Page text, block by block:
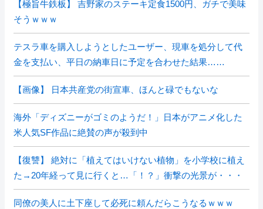
【極旨牛鉄板】 吉野家のステーキ定食1500円、ガチで美味
そうｗｗｗ
テスラ車を購入しようとしたユーザー、現車を処分して代
金を支払い、平日の納車日に予定を合わせた結果……
【画像】 日本共産党の街宣車、ほんと碌でもないな
海外「ディズニーがゴミのようだ！」日本がアニメ化した
米人気SF作品に絶賛の声が殺到中
【復讐】 絶対に「植えてはいけない植物」を小学校に植え
た→20年経って見に行くと…「！？」衝撃の光景が・・・
同僚の美人に土下座して必死に頼んだらこうなるｗｗｗ